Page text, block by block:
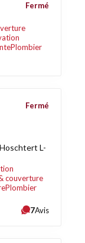
Plombier
Fermé
L-
couverture
Plombier
Fermé
7Avis